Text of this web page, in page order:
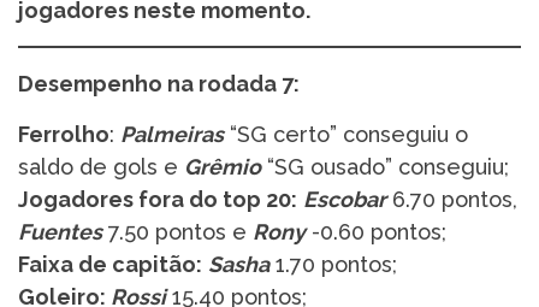
jogadores neste momento.
Desempenho na rodada 7:
Ferrolho: Palmeiras“SG certo” conseguiu o
saldo de gols e Grêmio“SG ousado” conseguiu;
Jogadores fora do top 20: Escobar6.70 pontos,
Fuentes7.50 pontos e Rony-0.60 pontos;
Faixa de capitão: Sasha1.70 pontos;
Goleiro: Rossi15.40 pontos;